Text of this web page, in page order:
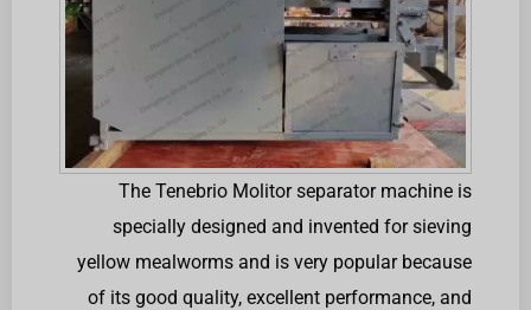
The Tenebrio Molitor separator machine is
specially designed and invented for sieving
yellow mealworms and is very popular because
of its good quality, excellent performance, and